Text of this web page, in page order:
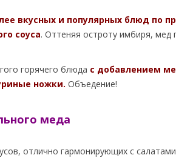
вкусных и популярных блюд по
соуса. Оттеняя остроту имбиря, мед
горячего блюда с добавлением
ножки. Объедение!
меда
отлично гармонирующих с